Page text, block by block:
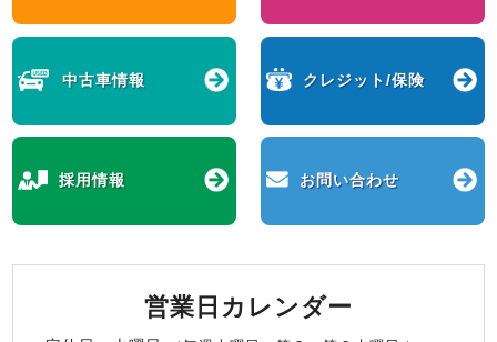
中古車情報 クレジット/保険
採用情報 お問い合わせ
営業日カレンダー